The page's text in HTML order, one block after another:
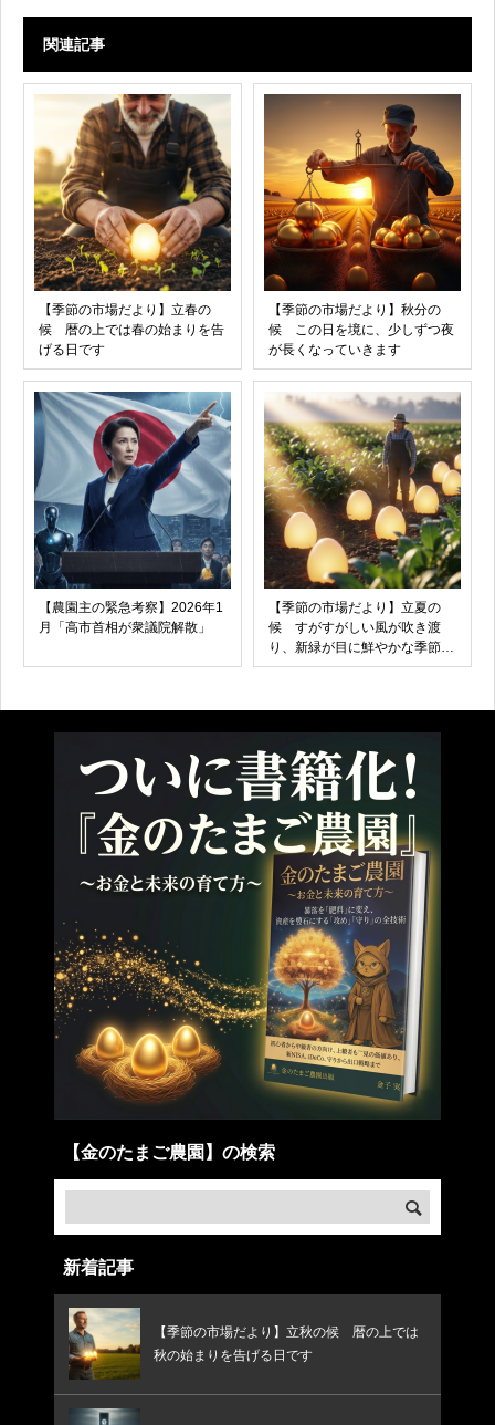
関連記事
【季節の市場だより】立春の
候 暦の上では春の始まりを告
げる日です
【季節の市場だより】秋分の
候 この日を境に、少しずつ夜
が長くなっていきます
【農園主の緊急考察】2026年1
月「高市首相が衆議院解散」
【季節の市場だより】立夏の
候 すがすがしい風が吹き渡
り、新緑が目に鮮やかな季節で
す
【金のたまご農園】の検索
新着記事
【季節の市場だより】立秋の候 暦の上では
秋の始まりを告げる日です